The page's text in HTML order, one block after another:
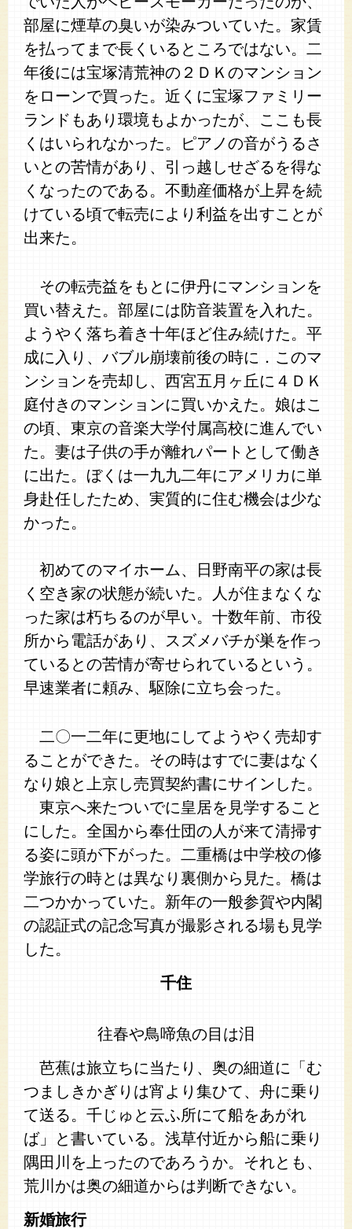
部屋に煙草の臭いが染みついていた。家賃
を払ってまで長くいるところではない。二
年後には宝塚清荒神の２ＤＫのマンション
をローンで買った。近くに宝塚ファミリー
ランドもあり環境もよかったが、ここも長
くはいられなかった。ピアノの音がうるさ
いとの苦情があり、引っ越しせざるを得な
くなったのである。不動産価格が上昇を続
けている頃で転売により利益を出すことが
出来た。
その転売益をもとに伊丹にマンションを
買い替えた。部屋には防音装置を入れた。
ようやく落ち着き十年ほど住み続けた。平
成に入り、バブル崩壊前後の時に．このマ
ンションを売却し、西宮五月ヶ丘に４ＤＫ
庭付きのマンションに買いかえた。娘はこ
の頃、東京の音楽大学付属高校に進んでい
た。妻は子供の手が離れパートとして働き
に出た。ぼくは一九九二年にアメリカに単
身赴任したため、実質的に住む機会は少な
かった。
初めてのマイホーム、日野南平の家は長
く空き家の状態が続いた。人が住まなくな
った家は朽ちるのが早い。十数年前、市役
所から電話があり、スズメバチが巣を作っ
ているとの苦情が寄せられているという。
早速業者に頼み、駆除に立ち会った。
二〇一二年に更地にしてようやく売却す
ることができた。その時はすでに妻はなく
なり娘と上京し売買契約書にサインした。
東京へ来たついでに皇居を見学すること
にした。全国から奉仕団の人が来て清掃す
る姿に頭が下がった。二重橋は中学校の修
学旅行の時とは異なり裏側から見た。橋は
二つかかっていた。新年の一般参賀や内閣
の認証式の記念写真が撮影される場も見学
した。
千住
往春や鳥啼魚の目は泪
芭蕉は旅立ちに当たり、奥の細道に「む
つましきかぎりは宵より集ひて、舟に乗り
て送る。千じゅと云ふ所にて船をあがれ
ば」と書いている。浅草付近から船に乗り
隅田川を上ったのであろうか。それとも、
荒川かは奥の細道からは判断できない。
新婚旅行